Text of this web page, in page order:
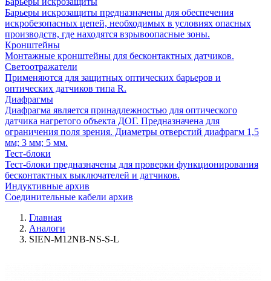
Барьеры искрозащиты предназначены для обеспечения
искробезопасных цепей, необходимых в условиях опасных
производств, где находятся взрывоопасные зоны.
Кронштейны
Монтажные кронштейны для бесконтактных датчиков.
Светоотражатели
Применяются для защитных оптических барьеров и
оптических датчиков типа R.
Диафрагмы
Диафрагма является принадлежностью для оптического
датчика нагретого объекта ДОГ. Предназначена для
ограничения поля зрения. Диаметры отверстий диафрагм 1,5
мм; 3 мм; 5 мм.
Тест-блоки
Тест-блоки предназначены для проверки функционирования
бесконтактных выключателей и датчиков.
Индуктивные архив
Соединительные кабели архив
Главная
Аналоги
SIEN-M12NB-NS-S-L